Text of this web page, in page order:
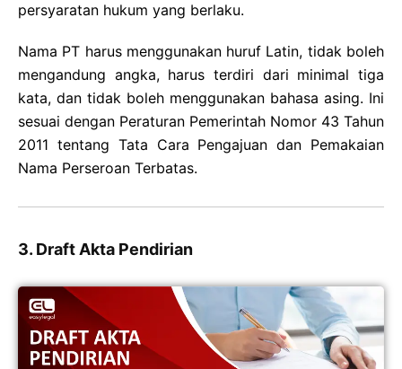
persyaratan hukum yang berlaku.
Nama PT harus menggunakan huruf Latin, tidak boleh
mengandung angka, harus terdiri dari minimal tiga
kata, dan tidak boleh menggunakan bahasa asing. Ini
sesuai dengan Peraturan Pemerintah Nomor 43 Tahun
2011 tentang Tata Cara Pengajuan dan Pemakaian
Nama Perseroan Terbatas.
3. Draft Akta Pendirian